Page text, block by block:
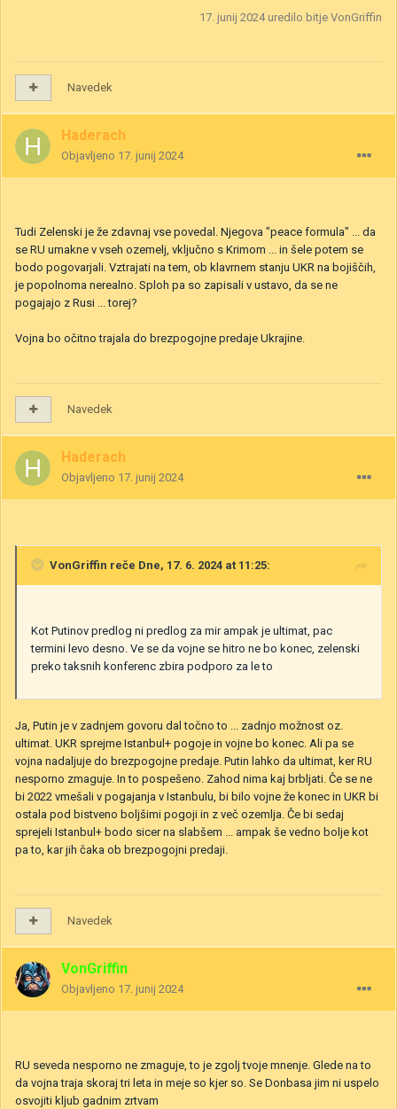
17. junij 2024uredilo bitje VonGriffin
Navedek
Haderach
Objavljeno 17. junij 2024
Tudi Zelenski je že zdavnaj vse povedal. Njegova "peace formula" ... da
se RU umakne v vseh ozemelj, vključno s Krimom ... in šele potem se
bodo pogovarjali. Vztrajati na tem, ob klavrnem stanju UKR na bojiščih,
je popolnoma nerealno. Sploh pa so zapisali v ustavo, da se ne
pogajajo z Rusi ... torej?
Vojna bo očitno trajala do brezpogojne predaje Ukrajine.
Navedek
Haderach
Objavljeno 17. junij 2024
VonGriffin reče Dne, 17. 6. 2024 at 11:25:
Kot Putinov predlog ni predlog za mir ampak je ultimat, pac
termini levo desno. Ve se da vojne se hitro ne bo konec, zelenski
preko taksnih konferenc zbira podporo za le to
Ja, Putin je v zadnjem govoru dal točno to ... zadnjo možnost oz.
ultimat. UKR sprejme Istanbul+ pogoje in vojne bo konec. Ali pa se
vojna nadaljuje do brezpogojne predaje. Putin lahko da ultimat, ker RU
nesporno zmaguje. In to pospešeno. Zahod nima kaj brbljati. Če se ne
bi 2022 vmešali v pogajanja v Istanbulu, bi bilo vojne že konec in UKR bi
ostala pod bistveno boljšimi pogoji in z več ozemlja. Če bi sedaj
sprejeli Istanbul+ bodo sicer na slabšem ... ampak še vedno bolje kot
pa to, kar jih čaka ob brezpogojni predaji.
Navedek
VonGriffin
Objavljeno 17. junij 2024
RU seveda nesporno ne zmaguje, to je zgolj tvoje mnenje. Glede na to
da vojna traja skoraj tri leta in meje so kjer so. Se Donbasa jim ni uspelo
osvojiti kljub gadnim zrtvam